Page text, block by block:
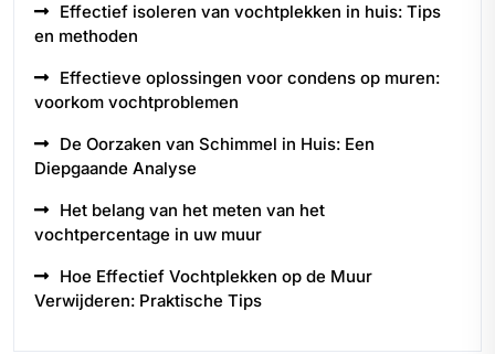
Effectief isoleren van vochtplekken in huis: Tips
en methoden
Effectieve oplossingen voor condens op muren:
voorkom vochtproblemen
De Oorzaken van Schimmel in Huis: Een
Diepgaande Analyse
Het belang van het meten van het
vochtpercentage in uw muur
Hoe Effectief Vochtplekken op de Muur
Verwijderen: Praktische Tips